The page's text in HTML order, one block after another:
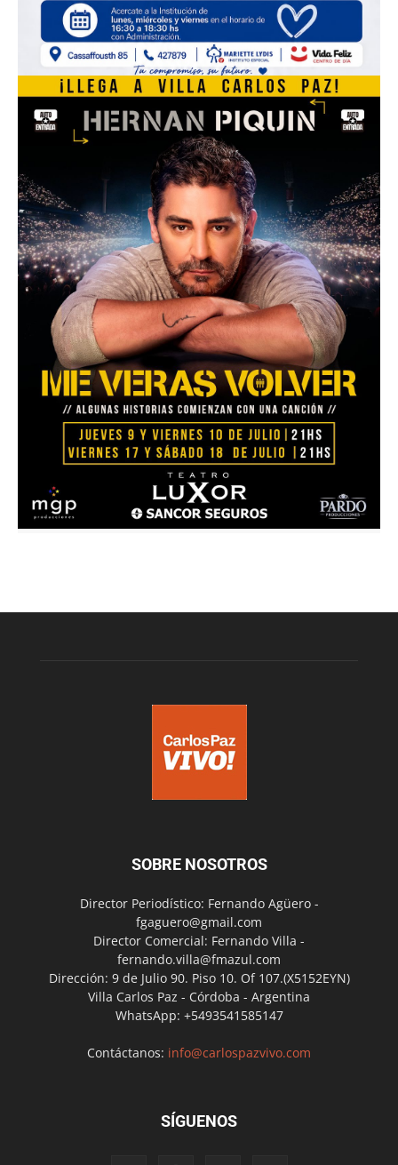
SOBRE NOSOTROS
Director Periodístico: Fernando Agüero -
fgaguero@gmail.com
Director Comercial: Fernando Villa -
fernando.villa@fmazul.com
Dirección: 9 de Julio 90. Piso 10. Of 107.(X5152EYN)
Villa Carlos Paz - Córdoba - Argentina
WhatsApp: +5493541585147
Contáctanos: info@carlospazvivo.com
SÍGUENOS